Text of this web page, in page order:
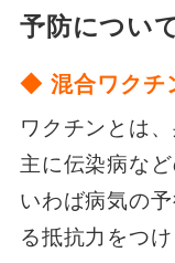
予防につい
◆ 混合ワクチ
ワクチンとは
主に伝染病な
いわば病気の
る抵抗力をつけ